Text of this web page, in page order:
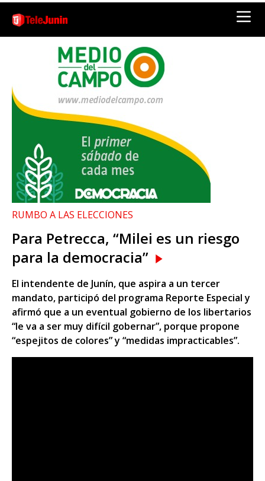
RUMBO A LAS ELECCIONES
Para Petrecca, “Milei es un riesgo
para la democracia”
El intendente de Junín, que aspira a un tercer
mandato, participó del programa Reporte Especial y
afirmó que a un eventual gobierno de los libertarios
“le va a ser muy difícil gobernar”, porque propone
“espejitos de colores” y “medidas impracticables”.